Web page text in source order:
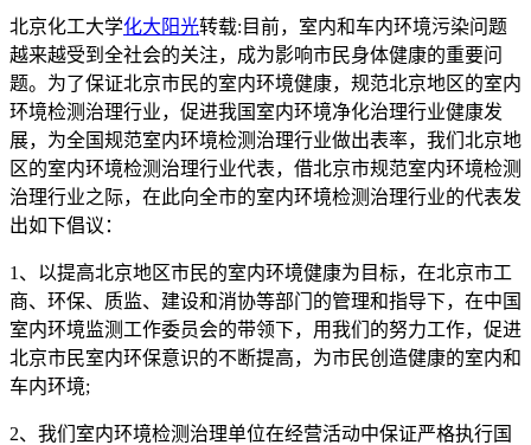
北京化工大学化大阳光转载:目前，室内和车内环境污染问题
越来越受到全社会的关注，成为影响市民身体健康的重要问
题。为了保证北京市民的室内环境健康，规范北京地区的室内
环境检测治理行业，促进我国室内环境净化治理行业健康发
展，为全国规范室内环境检测治理行业做出表率，我们北京地
区的室内环境检测治理行业代表，借北京市规范室内环境检测
治理行业之际，在此向全市的室内环境检测治理行业的代表发
出如下倡议：
1、以提高北京地区市民的室内环境健康为目标，在北京市工
商、环保、质监、建设和消协等部门的管理和指导下，在中国
室内环境监测工作委员会的带领下，用我们的努力工作，促进
北京市民室内环保意识的不断提高，为市民创造健康的室内和
车内环境;
2、我们室内环境检测治理单位在经营活动中保证严格执行国